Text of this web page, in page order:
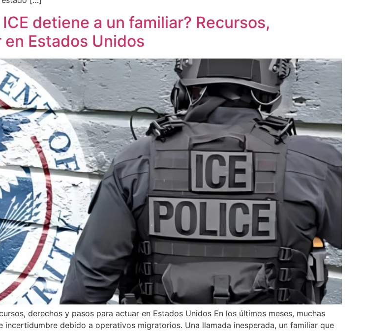
detiene a un familiar? Recursos,
Estados Unidos
derechos y pasos para actuar en Estados Unidos En los últimos meses, muchas
debido a operativos migratorios. Una llamada inesperada, un familiar que